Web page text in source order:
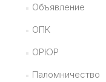
Объявление
ОПК
ОРЮР
Паломничество